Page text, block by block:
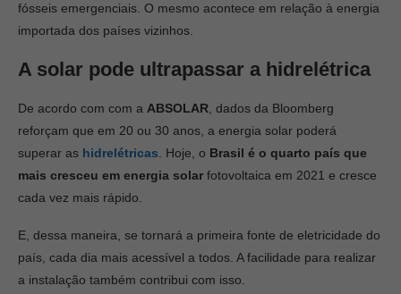
fósseis emergenciais. O mesmo acontece em relação à energia
importada dos países vizinhos.
A solar pode ultrapassar a hidrelétrica
De acordo com com a ABSOLAR , dados da Bloomberg
reforçam que em 20 ou 30 anos, a energia solar poderá
superar as hidrelétricas . Hoje, o Brasil é o quarto país que
mais cresceu em energia solar fotovoltaica em 2021 e cresce
cada vez mais rápido.
E, dessa maneira, se tornará a primeira fonte de eletricidade do
país, cada dia mais acessível a todos. A facilidade para realizar
a instalação também contribui com isso.